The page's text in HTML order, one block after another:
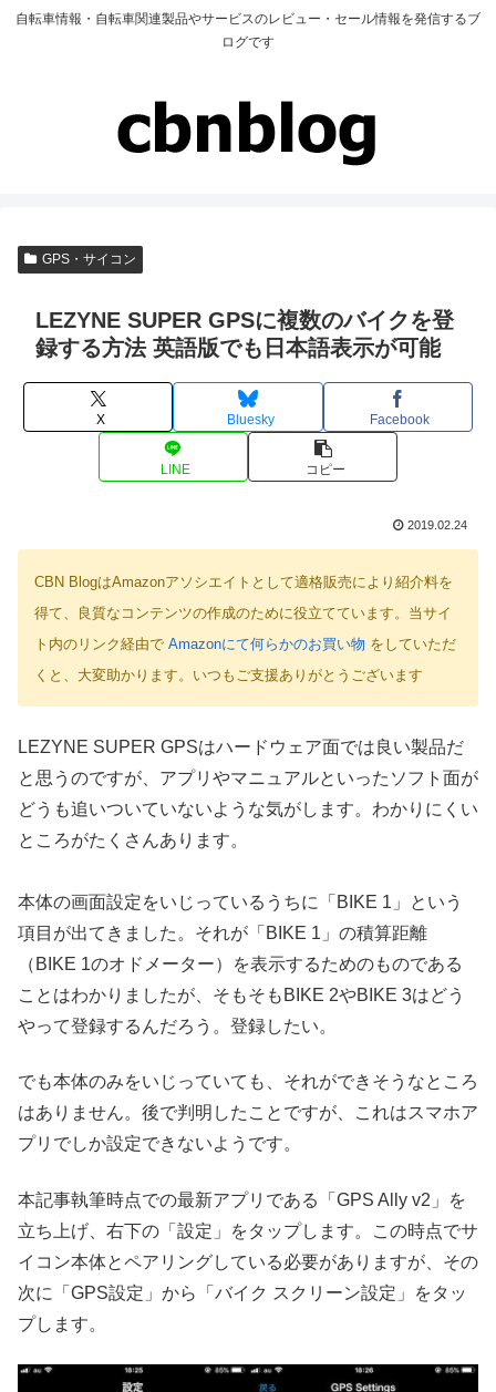
自転車情報・自転車関連製品やサービスのレビュー・セール情報を発信するブ
ログです
GPS・サイコン
LEZYNE SUPER GPSに複数のバイクを登
録する方法 英語版でも日本語表示が可能
X Bluesky Facebook
LINE コピー
2019.02.24
CBN BlogはAmazonアソシエイトとして適格販売により紹介料を
得て、良質なコンテンツの作成のために役立てています。当サイ
ト内のリンク経由で Amazonにて何らかのお買い物 をしていただ
くと、大変助かります。いつもご支援ありがとうございます
LEZYNE SUPER GPSはハードウェア面では良い製品だ
と思うのですが、アプリやマニュアルといったソフト面が
どうも追いついていないような気がします。わかりにくい
ところがたくさんあります。
本体の画面設定をいじっているうちに「BIKE 1」という
項目が出てきました。それが「BIKE 1」の積算距離
（BIKE 1のオドメーター）を表示するためのものである
ことはわかりましたが、そもそもBIKE 2やBIKE 3はどう
やって登録するんだろう。登録したい。
でも本体のみをいじっていても、それができそうなところ
はありません。後で判明したことですが、これはスマホア
プリでしか設定できないようです。
本記事執筆時点での最新アプリである「GPS Ally v2」を
立ち上げ、右下の「設定」をタップします。この時点でサ
イコン本体とペアリングしている必要がありますが、その
次に「GPS設定」から「バイク スクリーン設定」をタッ
プします。